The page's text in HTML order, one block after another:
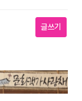
글쓰기